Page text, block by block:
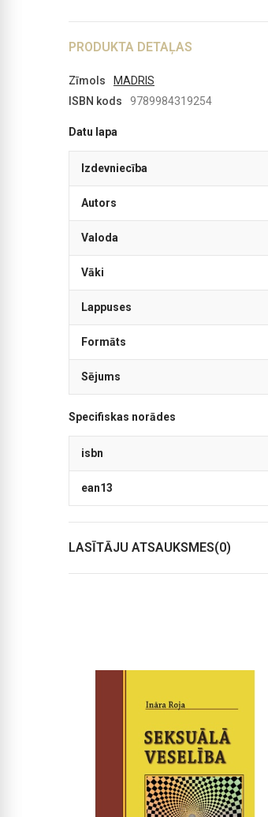
PRODUKTA DETAĻAS
Zīmols
MADRIS
ISBN kods
9789984319254
Datu lapa
Izdevniecība
Autors
Valoda
Vāki
Lappuses
Formāts
Sējums
Specifiskas norādes
isbn
ean13
LASĪTĀJU ATSAUKSMES(0)